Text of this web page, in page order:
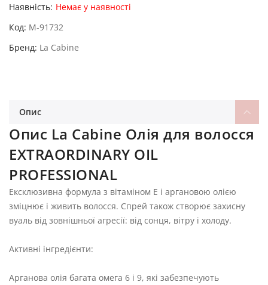
Наявність: Немає у наявності
Код M-91732
Бренд La Cabine
Опис
Опис La Cabine Олія для волосся
EXTRAORDINARY OIL
PROFESSIONAL
Ексклюзивна формула з вітаміном Е і аргановою олією
зміцнює і живить волосся. Спрей також створює захисну
вуаль від зовнішньої агресії: від сонця, вітру і холоду.
Активні інгредієнти:
Арганова олія багата омега 6 і 9, які забезпечують